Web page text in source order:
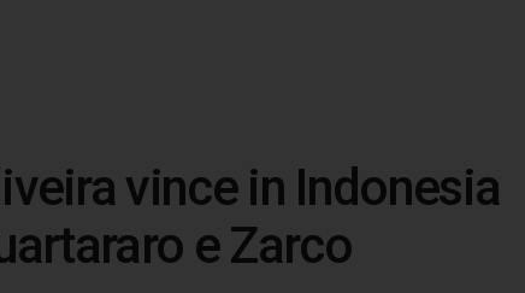
vince in Indonesia
e Zarco